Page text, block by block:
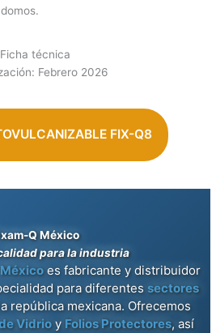
Ficha técnica
Febrero 2026
FIX-Q8
Q México
para la industria
es fabricante y distribuidor
para diferentes sectores
república mexicana. Ofrecemos
Vidrioy Folios Protectores, así